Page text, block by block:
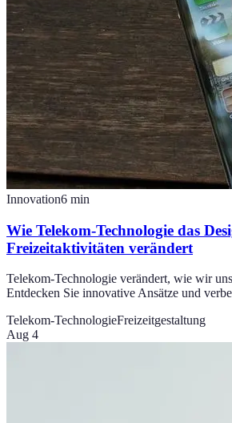
Innovation6 min
Wie Telekom-Technologie das
Freizeitaktivitäten verändert
Telekom-Technologie verändert, wie wir
Entdecken Sie innovative Ansätze und
Telekom-TechnologieFreizeitgestaltung
Aug 4